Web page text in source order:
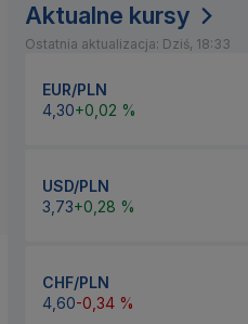
Aktualne kursy
Ostatnia aktualizacja: Dziś, 18:33
EUR/PLN
4,30+0,02 %
USD/PLN
3,73+0,28 %
CHF/PLN
4,60-0,34 %